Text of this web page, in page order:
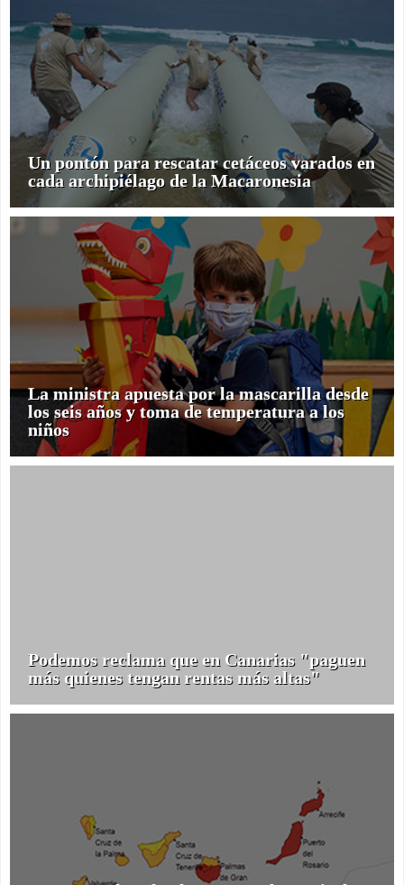
Un pontón para rescatar cetáceos varados en
cada archipiélago de la Macaronesia
La ministra apuesta por la mascarilla desde
los seis años y toma de temperatura a los
niños
Podemos reclama que en Canarias "paguen
más quienes tengan rentas más altas"